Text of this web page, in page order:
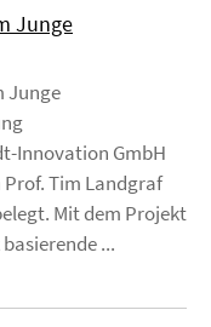
Junge
Junge
Innovation GmbH
Tim Landgraf
Mit dem Projekt
...